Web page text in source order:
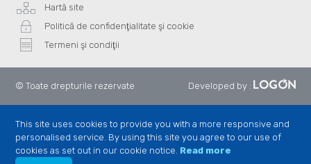
Hartă site
Politică de confidenţialitate şi cookie
Termeni şi condiţii
© Toate drepturile rezervate Developed by :
This site uses cookies to provide you with a more responsive and
personalised service. By using this site you agree to our use of
cookies as set out in our cookie notice. Read more